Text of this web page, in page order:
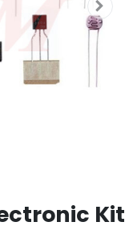
Kit